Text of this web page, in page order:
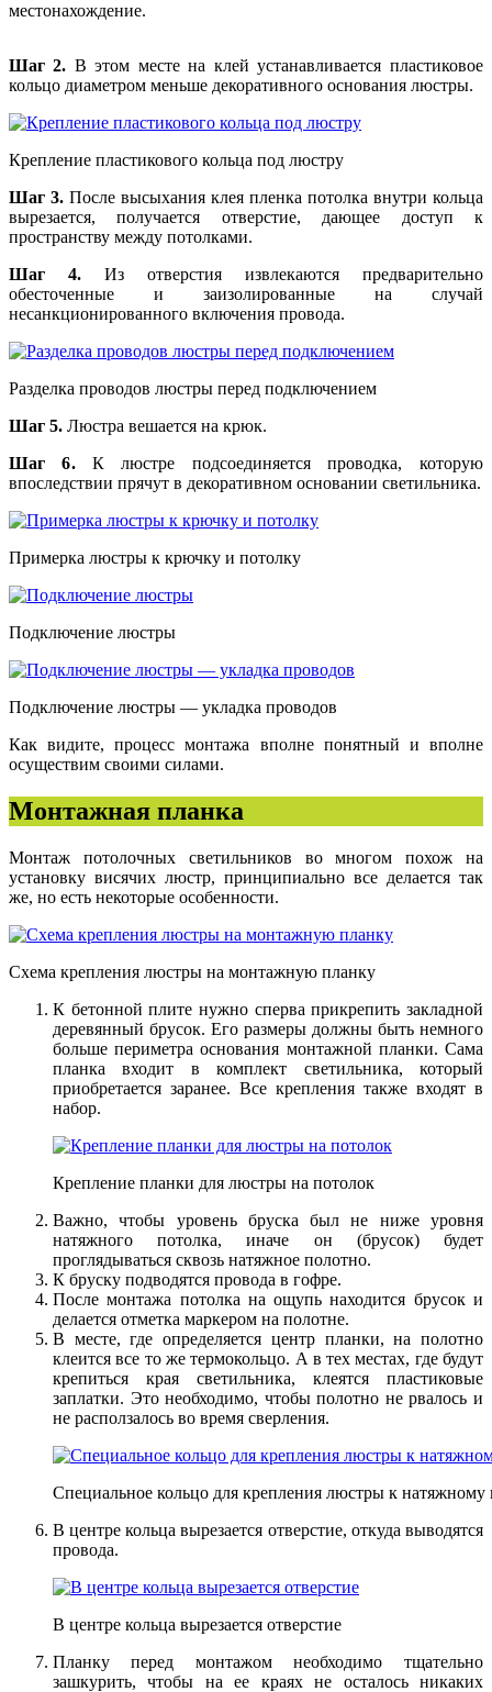
местонахождение.
Шаг 2. В этом месте на клей устанавливается пластиковое
кольцо диаметром меньше декоративного основания люстры.
Крепление пластикового кольца под люстру
Шаг 3. После высыхания клея пленка потолка внутри кольца
вырезается, получается отверстие, дающее доступ к
пространству между потолками.
Шаг 4. Из отверстия извлекаются предварительно
обесточенные и заизолированные на случай
несанкционированного включения провода.
Разделка проводов люстры перед подключением
Шаг 5. Люстра вешается на крюк.
Шаг 6.К люстре подсоединяется проводка, которую
впоследствии прячут в декоративном основании светильника.
Примерка люстры к крючку и потолку
Подключение люстры
Подключение люстры — укладка проводов
Как видите, процесс монтажа вполне понятный и вполне
осуществим своими силами.
Монтажная планка
Монтаж потолочных светильников во многом похож на
установку висячих люстр, принципиально все делается так
же, но есть некоторые особенности.
Схема крепления люстры на монтажную планку
К бетонной плите нужно сперва прикрепить закладной
деревянный брусок. Его размеры должны быть немного
больше периметра основания монтажной планки. Сама
планка входит в комплект светильника, который
приобретается заранее. Все крепления также входят в
набор.
Крепление планки для люстры на потолок
Важно, чтобы уровень бруска был не ниже уровня
натяжного потолка, иначе он (брусок) будет
проглядываться сквозь натяжное полотно.
К бруску подводятся провода в гофре.
После монтажа потолка на ощупь находится брусок и
делается отметка маркером на полотне.
В месте, где определяется центр планки, на полотно
клеится все то же термокольцо. А в тех местах, где будут
крепиться края светильника, клеятся пластиковые
заплатки. Это необходимо, чтобы полотно не рвалось и
не расползалось во время сверления.
Специальное кольцо для крепления люстры к натяжному
В центре кольца вырезается отверстие, откуда выводятся
провода.
В центре кольца вырезается отверстие
Планку перед монтажом необходимо тщательно
зашкурить, чтобы на ее краях не осталось никаких